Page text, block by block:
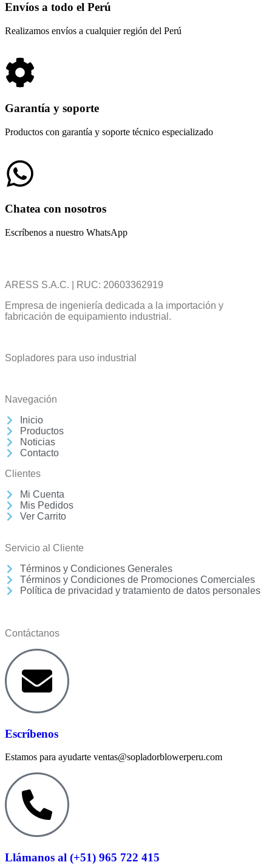
Envíos a todo el Perú
Realizamos envíos a cualquier región del Perú
Garantía y soporte
Productos con garantía y soporte técnico especializado
Chatea con nosotros
Escríbenos a nuestro WhatsApp
ARESS S.A.C. | RUC: 20603362919
Empresa de ingeniería dedicada a la importación y
fabricación de equipamiento industrial.
Sopladores para uso industrial
Navegación
Inicio
Productos
Noticias
Contacto
Clientes
Mi Cuenta
Mis Pedidos
Ver Carrito
Servicio al Cliente
Términos y Condiciones Generales
Términos y Condiciones de Promociones Comerciales
Política de privacidad y tratamiento de datos personales
Contáctanos
Escríbenos
Estamos para ayudarte ventas@sopladorblowerperu.com
Llámanos al (+51) 965 722 415